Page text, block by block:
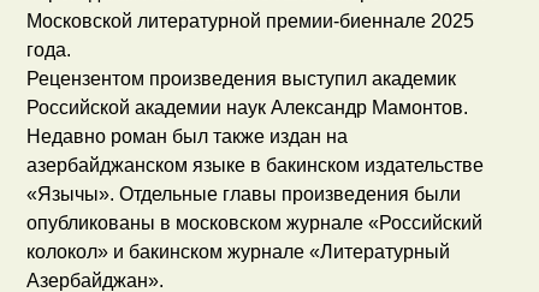
Московской литературной премии-биеннале 2025
года.
Рецензентом произведения выступил академик
Российской академии наук Александр Мамонтов.
Недавно роман был также издан на
азербайджанском языке в бакинском издательстве
«Язычы». Отдельные главы произведения были
опубликованы в московском журнале «Российский
колокол» и бакинском журнале «Литературный
Азербайджан».